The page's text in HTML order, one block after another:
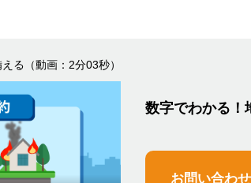
る （動画：2分03秒）
数字でわかる！
お問い合わ